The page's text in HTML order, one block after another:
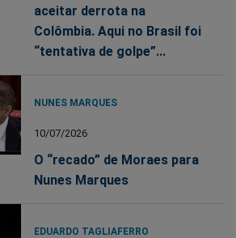
aceitar derrota na
Colômbia. Aqui no Brasil foi
“tentativa de golpe”...
NUNES MARQUES
10/07/2026
O “recado” de Moraes para
Nunes Marques
EDUARDO TAGLIAFERRO